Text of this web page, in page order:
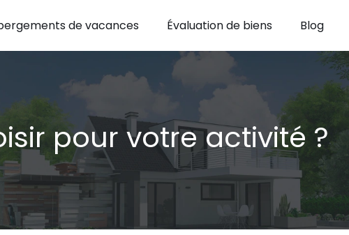
de vacances Évaluation de biens Blog
pour votre activité ?